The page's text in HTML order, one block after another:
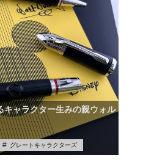
キャラクター生みの親ウォル
グレートキャラクターズ